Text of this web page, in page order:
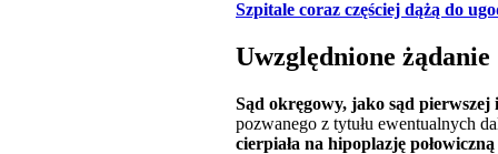
Szpitale coraz częściej dążą do
Uwzględnione żądanie
Sąd okręgowy, jako sąd pierwszej
pozwanego z tytułu ewentualnych
cierpiała na hipoplazję